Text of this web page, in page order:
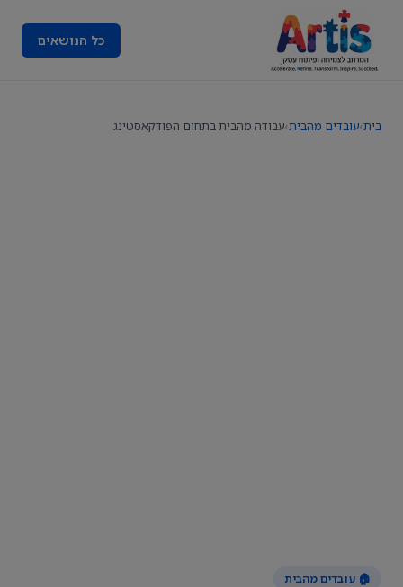
כל הנושאים
בית›עובדים מהבית›עבודה מהבית בתחום הפודקאסטינג
🏠 עובדים מהבית